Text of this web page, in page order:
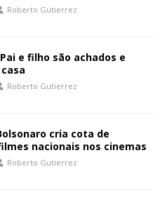
Roberto Gutierrez
e filho são achados e
Roberto Gutierrez
cria cota de
nacionais nos cinemas
Roberto Gutierrez